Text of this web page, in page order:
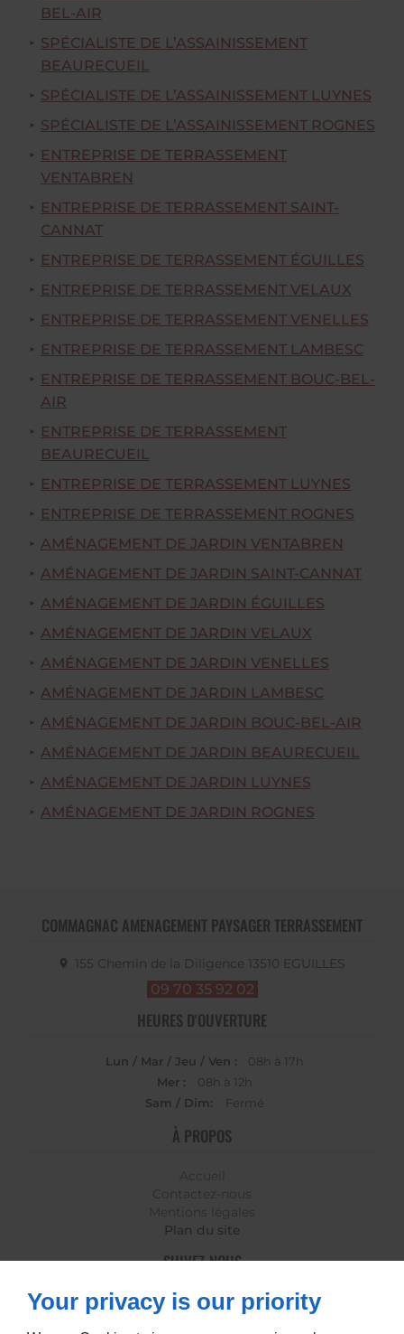
BEL-AIR
SPÉCIALISTE DE L’ASSAINISSEMENT
BEAURECUEIL
SPÉCIALISTE DE L’ASSAINISSEMENT LUYNES
SPÉCIALISTE DE L’ASSAINISSEMENT ROGNES
ENTREPRISE DE TERRASSEMENT
VENTABREN
ENTREPRISE DE TERRASSEMENT SAINT-
CANNAT
ENTREPRISE DE TERRASSEMENT ÉGUILLES
ENTREPRISE DE TERRASSEMENT VELAUX
ENTREPRISE DE TERRASSEMENT VENELLES
ENTREPRISE DE TERRASSEMENT LAMBESC
ENTREPRISE DE TERRASSEMENT BOUC-BEL-
AIR
ENTREPRISE DE TERRASSEMENT
BEAURECUEIL
ENTREPRISE DE TERRASSEMENT LUYNES
ENTREPRISE DE TERRASSEMENT ROGNES
AMÉNAGEMENT DE JARDIN VENTABREN
AMÉNAGEMENT DE JARDIN SAINT-CANNAT
AMÉNAGEMENT DE JARDIN ÉGUILLES
AMÉNAGEMENT DE JARDIN VELAUX
AMÉNAGEMENT DE JARDIN VENELLES
AMÉNAGEMENT DE JARDIN LAMBESC
AMÉNAGEMENT DE JARDIN BOUC-BEL-AIR
AMÉNAGEMENT DE JARDIN BEAURECUEIL
AMÉNAGEMENT DE JARDIN LUYNES
AMÉNAGEMENT DE JARDIN ROGNES
COMMAGNAC AMENAGEMENT PAYSAGER TERRASSEMENT
155 Chemin de la Diligence 13510 EGUILLES
09 70 35 92 02
HEURES D'OUVERTURE
Lun / Mar / Jeu / Ven :
08h à 17h
Mer :
08h à 12h
Sam / Dim:
Fermé
À PROPOS
Plan du site
SUIVEZ-NOUS
Your privacy is our priority